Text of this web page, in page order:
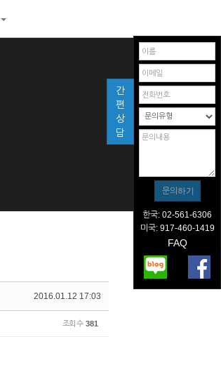
2016.01.12 17:03
조회 수 381
간
편
상
담
한국: 02-561-6306
미국: 917-460-1419
FAQ